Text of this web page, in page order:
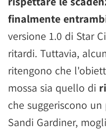
finalmente
versione 1.0 di Star
ritardi. Tuttavia,
ritengono che
mossa sia quello di
che suggeriscono
Sandi Gardiner,